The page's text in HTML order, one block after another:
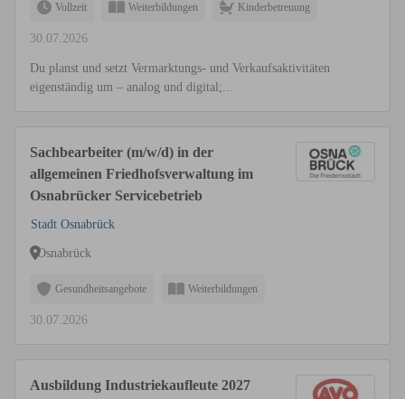
Vollzeit Weiterbildungen Kinderbetreuung
30.07.2026
Du planst und setzt Vermarktungs- und Verkaufsaktivitäten
eigenständig um – analog und digital;...
Sachbearbeiter (m/w/d) in der
allgemeinen Friedhofsverwaltung im
Osnabrücker Servicebetrieb
Stadt Osnabrück
Osnabrück
Gesundheitsangebote Weiterbildungen
30.07.2026
Ausbildung Industriekaufleute 2027